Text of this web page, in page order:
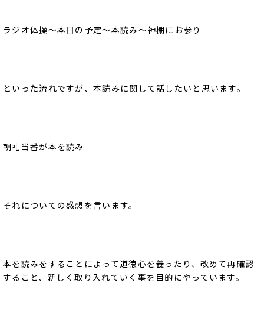
ラジオ体操～本日の予定～本読み～神棚にお参り
といった流れですが、本読みに関して話したいと思います。
朝礼当番が本を読み
それについての感想を言います。
本を読みをすることによって道徳心を養ったり、改めて再確認
すること、新しく取り入れていく事を目的にやっています。